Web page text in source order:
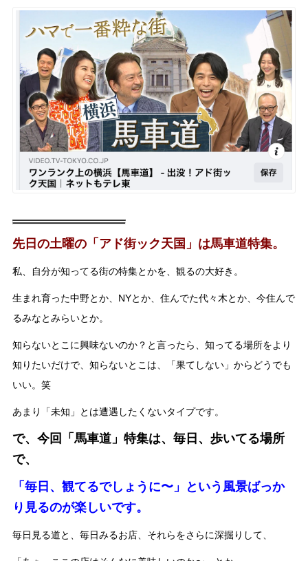
先日の土曜の「アド街ック天国」は馬車道特集。
私、自分が知ってる街の特集とかを、観るの大好き。
生まれ育った中野とか、NYとか、住んでた代々木とか、今住んで
るみなとみらいとか。
知らないとこに興味ないのか？と言ったら、知ってる場所をより
知りたいだけで、知らないとこは、「果てしない」からどうでも
いい。笑
あまり「未知」とは遭遇したくないタイプです。
で、今回「馬車道」特集は、毎日、歩いてる場所
で、
「毎日、観てるでしょうに〜」という風景ばっか
り見るのが楽しいです。
毎日見る道と、毎日みるお店、それらをさらに深掘りして、